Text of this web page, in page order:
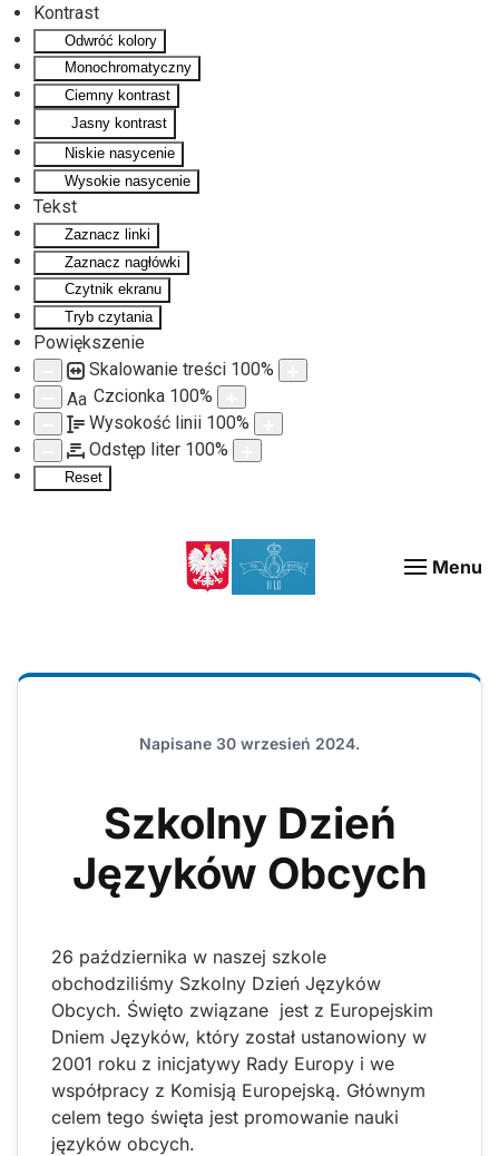
Kontrast
Odwróć kolory
Monochromatyczny
Ciemny kontrast
Jasny kontrast
Niskie nasycenie
Wysokie nasycenie
Tekst
Zaznacz linki
Zaznacz nagłówki
Czytnik ekranu
Tryb czytania
Powiększenie
Skalowanie treści 100%
Aa Czcionka 100%
Wysokość linii 100%
Odstęp liter 100%
Reset
Menu
Napisane 30 wrzesień 2024.
Szkolny Dzień
Języków Obcych
26 października w naszej szkole
obchodziliśmy Szkolny Dzień Języków
Obcych. Święto związane jest z Europejskim
Dniem Języków, który został ustanowiony w
2001 roku z inicjatywy Rady Europy i we
współpracy z Komisją Europejską. Głównym
celem tego święta jest promowanie nauki
języków obcych.